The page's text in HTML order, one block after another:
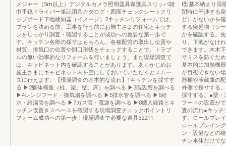
メジャー（5m以上）デジタルカメラ照明器具保護具スリッパ雑
巾手鏡ドライバー筆記用具カタログ・図面チェックシートクリ
ップボード下地検知器（イメージ）2キッチンリフォームでは、
プランを決める前、工事を行う前にお施主さまの住宅とキッチ
ンをしっかり調査・確認することが成功への重要な第一歩で
す。キッチン各部の採寸はもちろん、各種配管の取出し位置や
材質、排気口の位置や開口形状をチェックすることで、トラブ
ルの無い効率的なリフォームを行いましょう。また現場調査で
は、キャビネット内を確認することがあります。あらかじめお
施主さまにキャビネット内を空にしておいていただくとスムー
ズに行えます。【現場調査の基本的な流れ】1キッチンを採寸す
る ▶2躯体構造（柱、梁、壁、床）を調べる ▶3既設窓を調べる
▶4レンジフード・換気扇を調べる ▶5排水管を調べる ▶6給
水・給湯管を調べる ▶7ガス管・電源を調べる ▶8搬入経路とキ
ッチン仮置きスペースを確認する現場調査チェックポイントリ
フォーム成功への第一歩！現場調査で必要な道具32211
I型基本納まり両
閉時に干渉する
ど）がないかを
する突起物（シ
かを確認する。
り、下地がなけ
できます。木木
寸ミスを防ぐた
基本的に加熱機
が目視できない
器棚や冷蔵庫の
外側で採寸する
採寸する。●壁
フードの設置が
査の流れ●キッチ
す。ロールプレ
ロールプレイン
ン・設備などの
チン本体だけで